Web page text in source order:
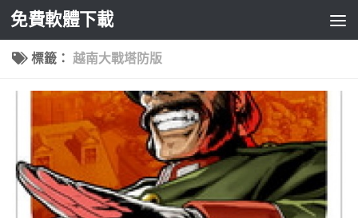
Skip to content
免費軟體下載
標籤： 越南大戰塔防版